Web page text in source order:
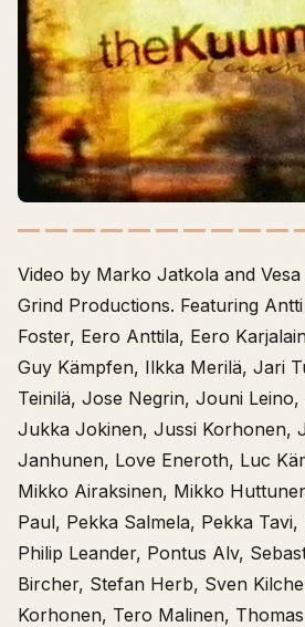
Video by Marko Jatkola and
Grind Productions. Featuring
Foster, Eero Anttila, Eero
Guy Kämpfen, Ilkka Merilä, Jari
Teinilä, Jose Negrin, Jouni
Jukka Jokinen, Jussi Korhonen,
Janhunen, Love Eneroth, Luc
Mikko Airaksinen, Mikko
Paul, Pekka Salmela, Pekka Tavi,
Philip Leander, Pontus Alv,
Bircher, Stefan Herb, Sven
Korhonen, Tero Malinen,